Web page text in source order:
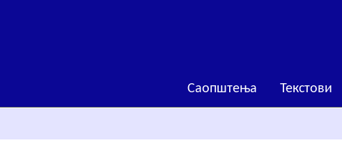
Саопштења Текстови